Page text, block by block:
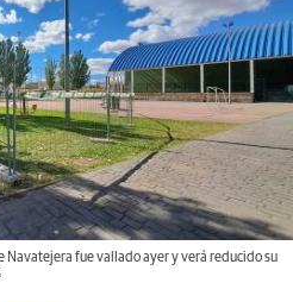
Navatejera fue vallado ayer y verá reducido su